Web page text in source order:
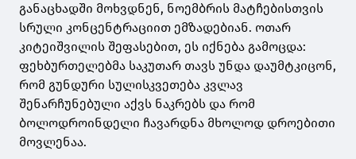
განაცხადში მოხვდნენ, ნოემბრის მატჩებისთვის
სრული კონცენტრაციით ემზადებიან. ოთარ
კიტეიშვილის შეფასებით, ეს იქნება გამოცდა:
ფეხბურთელებმა საკუთარ თავს უნდა დაუმტკიცონ,
რომ გუნდური სულისკვეთება კვლავ
შენარჩუნებული აქვს ნაკრებს და რომ
ბოლოდროინდელი ჩავარდნა მხოლოდ დროებითი
მოვლენაა.